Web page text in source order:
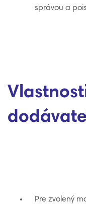
správou a
Pre zvolený